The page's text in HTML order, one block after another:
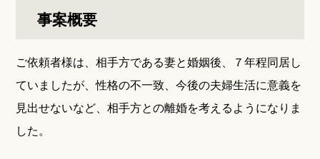
事案概要
ご依頼者様は、相手方である妻と婚姻後、７年程同居し
ていましたが、性格の不一致、今後の夫婦生活に意義を
見出せないなど、相手方との離婚を考えるようになりま
した。